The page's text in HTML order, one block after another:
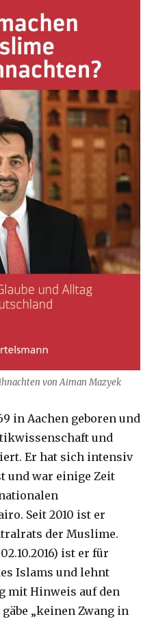
von Aiman Mazyek
in Aachen geboren und
und
Er hat sich intensiv
und war einige Zeit
Seit 2010 ist er
der Muslime.
ist er für
Islams und lehnt
mit Hinweis auf den
„keinen Zwang in